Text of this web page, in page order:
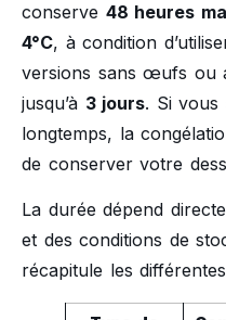
conserve 48 heures
4°C, à condition
versions sans œufs ou
jusqu’à 3 jours. Si vous
longtemps, la
de conserver votre
La durée dépend
et des conditions de
récapitule les